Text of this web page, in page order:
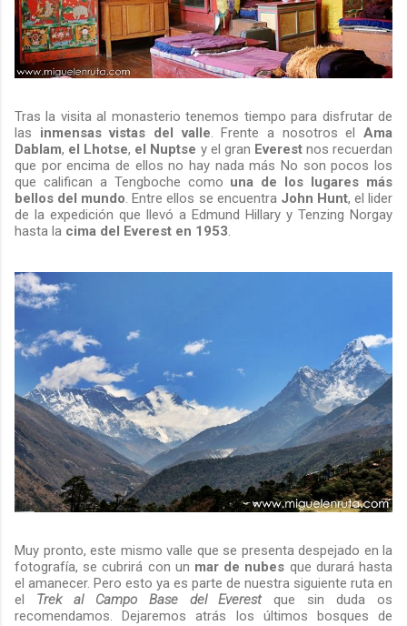
Tras la visita al monasterio tenemos tiempo para disfrutar de
las inmensas vistas del valle. Frente a nosotros elAma
Dablam, el Lhotse, el Nuptse y el gran Everest nos recuerdan
que por encima de ellos no hay nada más No son pocos los
que califican a Tengboche como una de los lugares más
bellos del mundo. Entre ellos se encuentra John Hunt, el lider
de la expedición que llevó a Edmund Hillary y Tenzing Norgay
hasta la cima del Everest en 1953.
Muy pronto, este mismo valle que se presenta despejado en la
fotografía, se cubrirá con un mar de nubes que durará hasta
el amanecer. Pero esto ya es parte de nuestra siguiente ruta en
el Trek al Campo Base del Everest que sin duda os
recomendamos. Dejaremos atrás los últimos bosques de